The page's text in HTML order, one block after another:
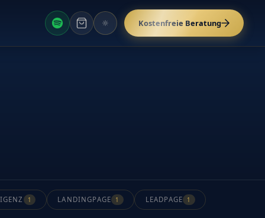
AKTUELLES FARBSCHEMA UMSCHALTEN
Kostenfreie Beratung
1 LANDINGPAGE 1 LEADPAGE 1